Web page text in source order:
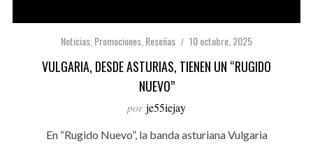
Noticias Promociones Reseñas 10 octubre, 2025
VULGARIA, DESDE ASTURIAS, TIENEN UN “RUGIDO
NUEVO”
por je55iejay
En “Rugido Nuevo”, la banda asturiana Vulgaria